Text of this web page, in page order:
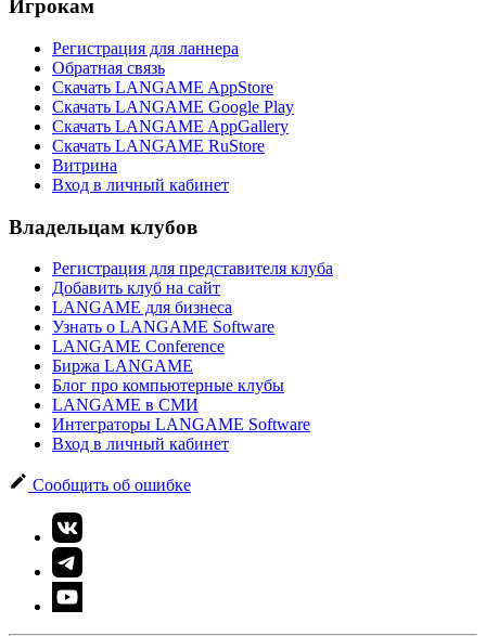
Игрокам
Регистрация для ланнера
Обратная связь
Скачать LANGAME AppStore
Скачать LANGAME Google Play
Скачать LANGAME AppGallery
Скачать LANGAME RuStore
Витрина
Вход в личный кабинет
Владельцам клубов
Регистрация для представителя клуба
Добавить клуб на сайт
LANGAME для бизнеса
Узнать о LANGAME Software
LANGAME Conference
Биржа LANGAME
Блог про компьютерные клубы
LANGAME в СМИ
Интеграторы LANGAME Software
Вход в личный кабинет
Сообщить об ошибке